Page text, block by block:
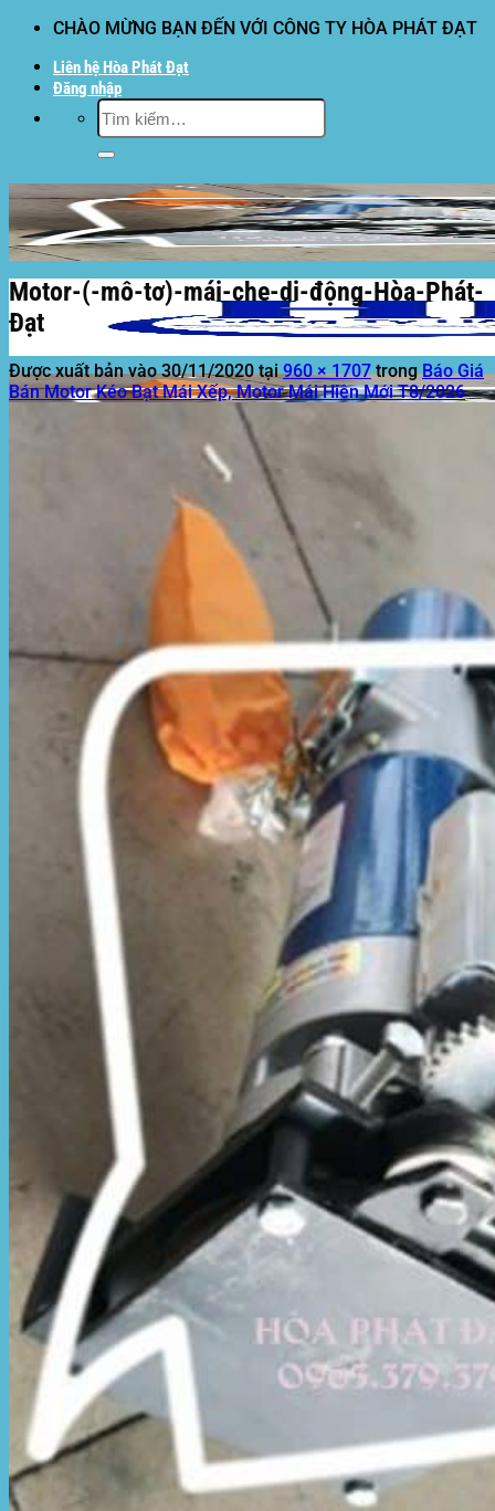
dung
CHÀO MỪNG BẠN ĐẾN VỚI CÔNG TY HÒA PHÁT ĐẠT
Liên hệ Hòa Phát Đạt
Đăng nhập
Tìm
kiếm:
Giới thiệu Hòa Phát Đạt
Sản Phẩm Bạt Che Ngoài Trời
Bạt che nắng mưa
Bạt kéo ngoài trời
Bạt che tự cuốn
Bạt nhựa xanh cam
Bạt sọc 3 màu
Bạt nhựa giá rẻ
Bạt lót ao hồ
Bạt nhựa đen HDPE
Màng chống thấm HDPE
Sản Phẩm Dù Che Ngoài Trời
Dù che nắng
Dù che quán cafe
Dù che sự kiện
Dù lệch tâm
Sản Phẩm Mái Che Di Động
Motor kéo bạt che
Dự Án Hòa Phát Đạt
Lưới che nắng
Màng phủ nông nghiệp
Bạt Kéo Quán Cafe
Bạt Kéo Sân Trường
Thi Công Mái Xếp Hà Nội
Thi Công Mái Xếp TPHCM
Thi Công Mái Xếp Bình Dương
Thi Công Mái Xếp Biên Hòa
Tin tức
Hoạt động
May bạt mái che
Thi công bạt lót lồ
Thay bạt áo dù
Thay bạt mái che
Thi công mái tôn
Tuyển Dụng Hòa Phát Đạt
Liên hệ Hòa Phát Đạt
Tìm
kiếm:
Motor-(-mô-tơ)-mái-che-di-động-Hòa-Phát-
Đạt
Được xuất bản vào30/11/2020tại960 × 1707trongBáo Giá
Bán Motor Kéo Bạt Mái Xếp, Motor Mái Hiên Mới T8/2026